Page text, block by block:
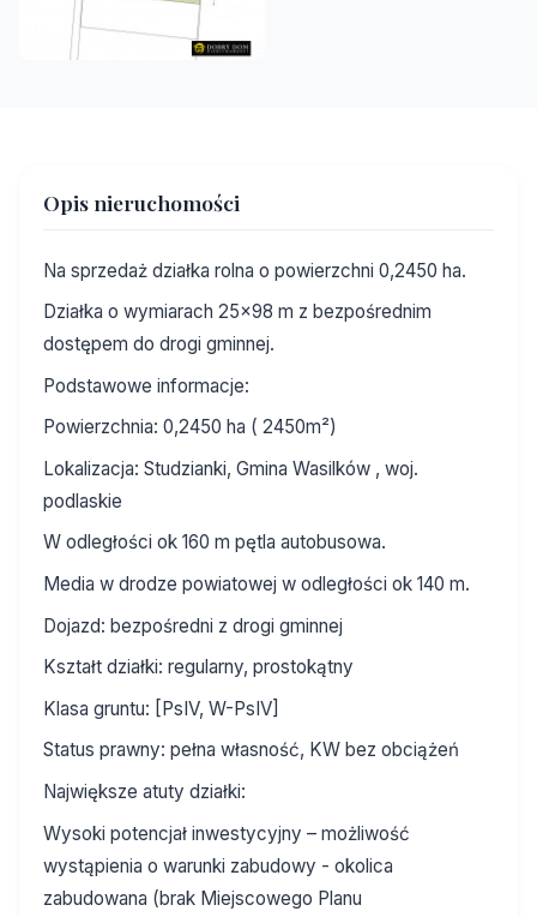
Opis nieruchomości
Na sprzedaż działka rolna o powierzchni 0,2450 ha.
Działka o wymiarach 25x98 m z bezpośrednim
dostępem do drogi gminnej.
Podstawowe informacje:
Powierzchnia: 0,2450 ha ( 2450m²)
Lokalizacja: Studzianki, Gmina Wasilków , woj.
podlaskie
W odległości ok 160 m pętla autobusowa.
Media w drodze powiatowej w odległości ok 140 m.
Dojazd: bezpośredni z drogi gminnej
Kształt działki: regularny, prostokątny
Klasa gruntu: [PsIV, W-PsIV]
Status prawny: pełna własność, KW bez obciążeń
Największe atuty działki:
Wysoki potencjał inwestycyjny – możliwość
wystąpienia o warunki zabudowy - okolica
zabudowana (brak Miejscowego Planu